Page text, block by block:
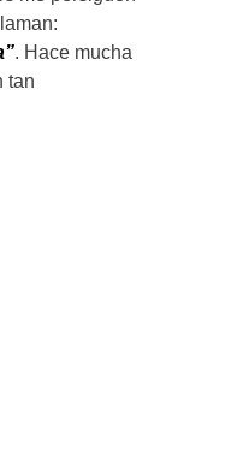
. Hace mucha
tan